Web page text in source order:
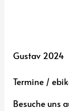
Gustav 2024
Termine /
Besuche uns